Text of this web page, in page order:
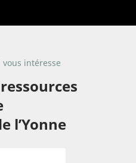
intéresse
l’Yonne